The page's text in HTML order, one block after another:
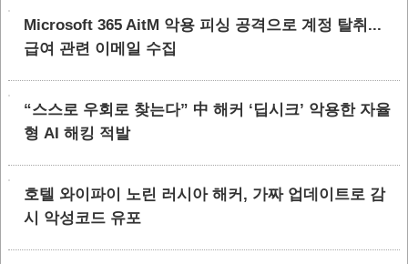
Microsoft 365 AitM 악용 피싱 공격으로 계정 탈취...
급여 관련 이메일 수집
“스스로 우회로 찾는다” 中 해커 ‘딥시크’ 악용한 자율
형 AI 해킹 적발
호텔 와이파이 노린 러시아 해커, 가짜 업데이트로 감
시 악성코드 유포